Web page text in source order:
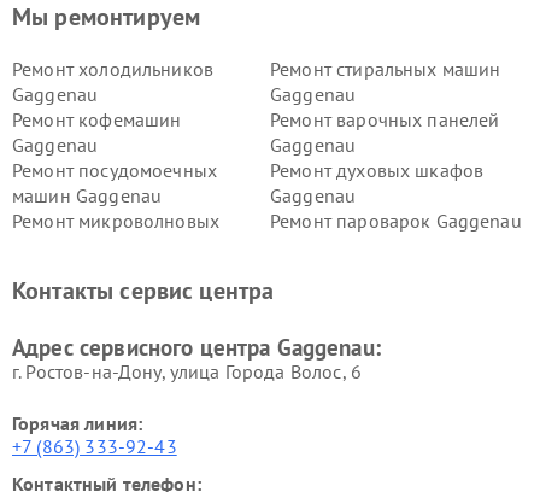
Мы ремонтируем
Ремонт холодильников
Gaggenau
Ремонт стиральных машин
Gaggenau
Ремонт кофемашин
Gaggenau
Ремонт варочных панелей
Gaggenau
Ремонт посудомоечных
машин Gaggenau
Ремонт духовых шкафов
Gaggenau
Ремонт микроволновых
Ремонт пароварок Gaggenau
Контакты сервис центра
Адрес сервисного центра Gaggenau:
г. Ростов-на-Дону, улица Города Волос, 6
Горячая линия:
+7 (863) 333-92-43
Контактный телефон: